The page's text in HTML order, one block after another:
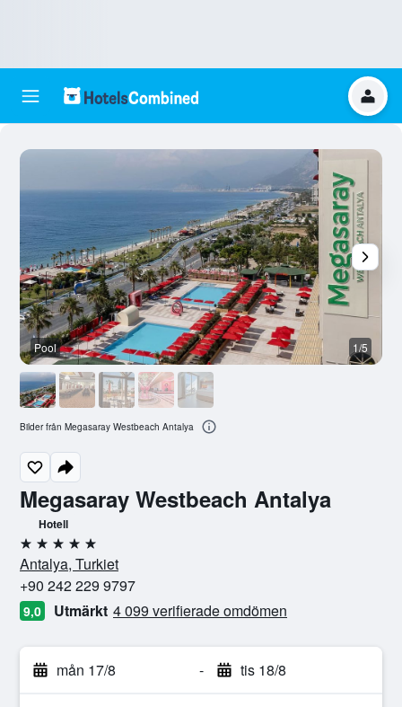
Megasaray Westbeach Antalya
Hotell
5 stjärnor
Antalya, Turkiet
+90 242 229 9797
9,0 Utmärkt 4 099 verifierade omdömen
mån 17/8 - tis 18/8
Pool 1/5
Bilder från Megasaray Westbeach Antalya